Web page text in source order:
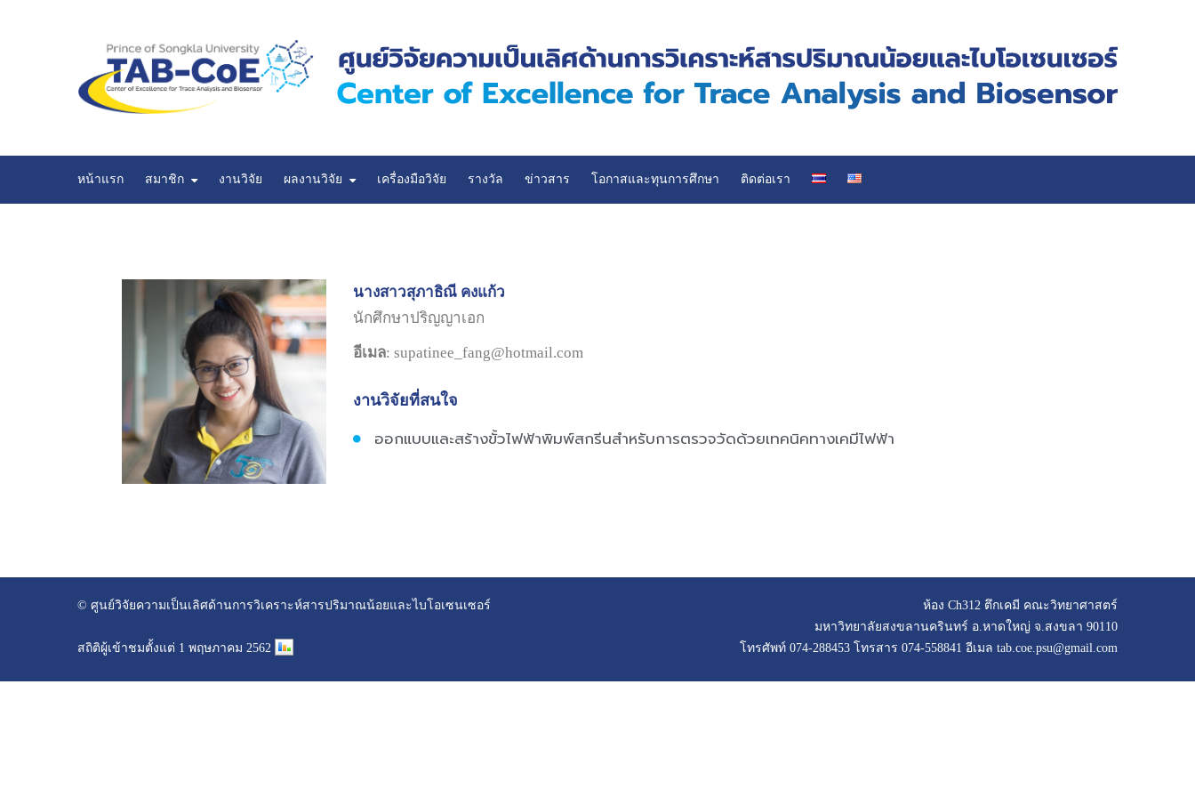
หน้าแรก สมาชิก งานวิจัย ผลงานวิจัย เครื่องมือวิจัย รางวัล ข่าวสาร โอกาสและทุนการศึกษา ติดต่อเรา
นางสาวสุภาธิณี คงแก้ว
นักศึกษาปริญญาเอก
อีเมล: supatinee_fang@hotmail.com
งานวิจัยที่สนใจ
ออกแบบและสร้างขั้วไฟฟ้าพิมพ์สกรีนสำหรับการตรวจวัดด้วยเทคนิคทางเคมีไฟฟ้า
© ศูนย์วิจัยความเป็นเลิศด้านการวิเคราะห์สารปริมาณน้อยและไบโอเซนเซอร์
สถิติผู้เข้าชมตั้งแต่ 1 พฤษภาคม 2562
ห้อง Ch312 ตึกเคมี คณะวิทยาศาสตร์
มหาวิทยาลัยสงขลานครินทร์ อ.หาดใหญ่ จ.สงขลา 90110
โทรศัพท์ 074-288453 โทรสาร 074-558841 อีเมล tab.coe.psu@gmail.com